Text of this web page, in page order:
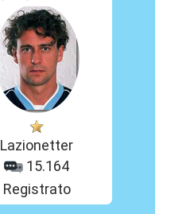
Lazionetter
15.164
Registrato